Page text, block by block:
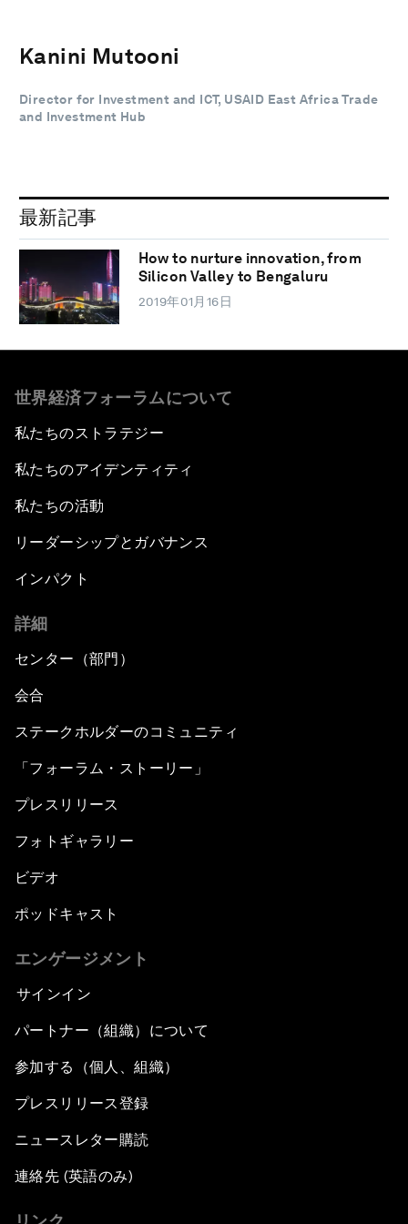
Kanini Mutooni
Director for Investment and ICT, USAID East Africa Trade
and Investment Hub
最新記事
How to nurture innovation, from
Silicon Valley to Bengaluru
2019年01月16日
世界経済フォーラムについて
私たちのストラテジー
私たちのアイデンティティ
私たちの活動
リーダーシップとガバナンス
インパクト
詳細
センター（部門）
会合
ステークホルダーのコミュニティ
「フォーラム・ストーリー」
プレスリリース
フォトギャラリー
ビデオ
ポッドキャスト
エンゲージメント
サインイン
パートナー（組織）について
参加する（個人、組織）
プレスリリース登録
ニュースレター購読
連絡先 (英語のみ)